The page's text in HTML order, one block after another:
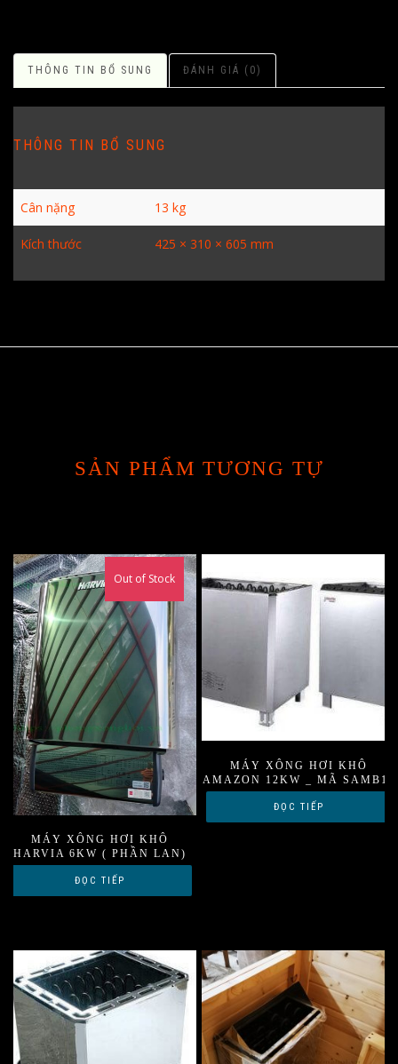
THÔNG TIN BỔ SUNG ĐÁNH GIÁ (0)
THÔNG TIN BỔ SUNG
Cân nặng 13 kg
Kích thước 425 × 310 × 605 mm
SẢN PHẨM TƯƠNG TỰ
MÁY XÔNG HƠI KHÔ
HARVIA 6KW ( PHẦN LAN)
Out of Stock
ĐỌC TIẾP
MÁY XÔNG HƠI KHÔ
AMAZON 12KW _ MÃ SAMB12
ĐỌC TIẾP